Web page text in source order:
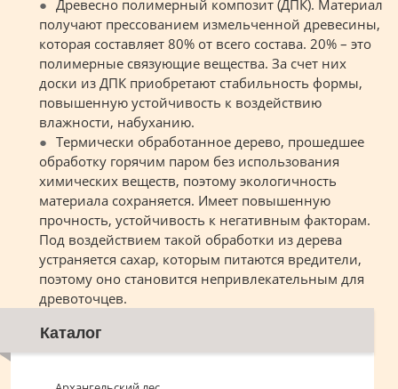
Древесно полимерный композит (ДПК). Материал
получают прессованием измельченной древесины,
которая составляет 80% от всего состава. 20% – это
полимерные связующие вещества. За счет них
доски из ДПК приобретают стабильность формы,
повышенную устойчивость к воздействию
влажности, набуханию.
Термически обработанное дерево, прошедшее
обработку горячим паром без использования
химических веществ, поэтому экологичность
материала сохраняется. Имеет повышенную
прочность, устойчивость к негативным факторам.
Под воздействием такой обработки из дерева
устраняется сахар, которым питаются вредители,
поэтому оно становится непривлекательным для
древоточцев.
Каталог